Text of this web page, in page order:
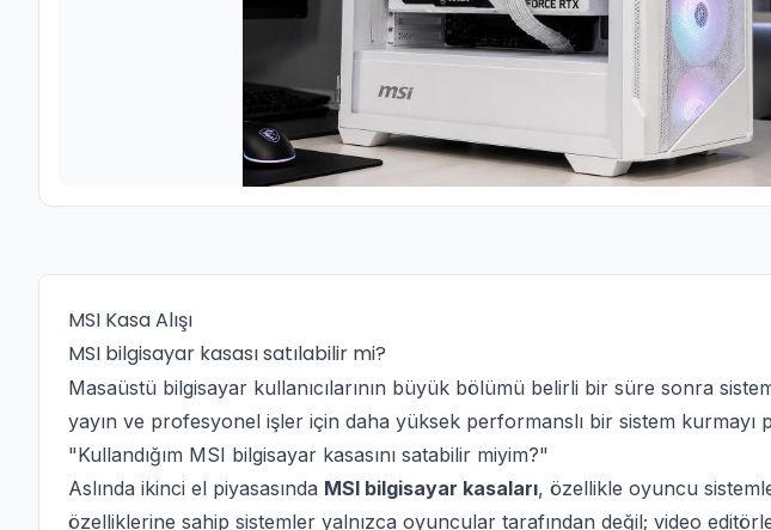
MSI Kasa Alışı
MSI bilgisayar kasası satılabilir mi?
Masaüstü bilgisayar kullanıcılarının büyük bölümü belirli bir süre sonra
yayın ve profesyonel işler için daha yüksek performanslı bir sistem
"Kullandığım MSI bilgisayar kasasını satabilir miyim?"
Aslında ikinci el piyasasında MSI bilgisayar kasaları, özellikle oyuncu
özelliklerine sahip sistemler yalnızca oyuncular tarafından değil; video